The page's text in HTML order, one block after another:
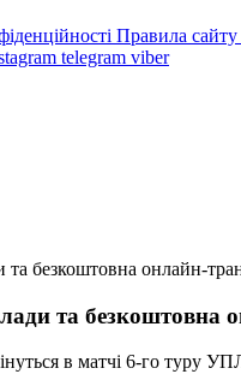
Правила сайту
telegram viber
безкоштовна онлайн-
та безкоштовна
в матчі 6-го туру